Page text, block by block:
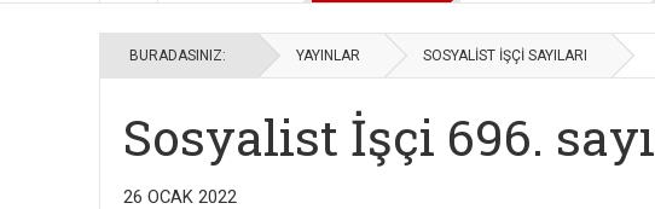
BURADASINIZ: YAYINLAR SOSYALİST İŞÇİ SAYILARI
Sosyalist İşçi 696. sayı
26 OCAK 2022